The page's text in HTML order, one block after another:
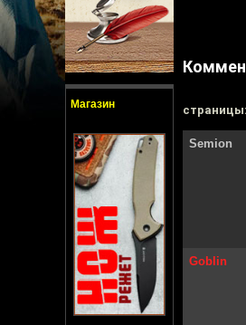
Магазин cтраницы:
Semion
Goblin